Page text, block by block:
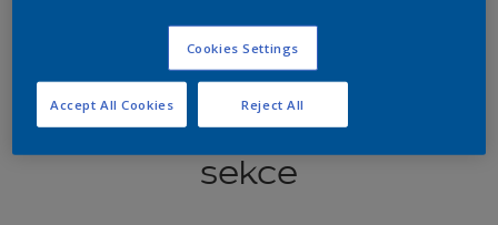
Koordinovat barevné
sekce
Cookies Settings
Reject All
Accept All Cookies